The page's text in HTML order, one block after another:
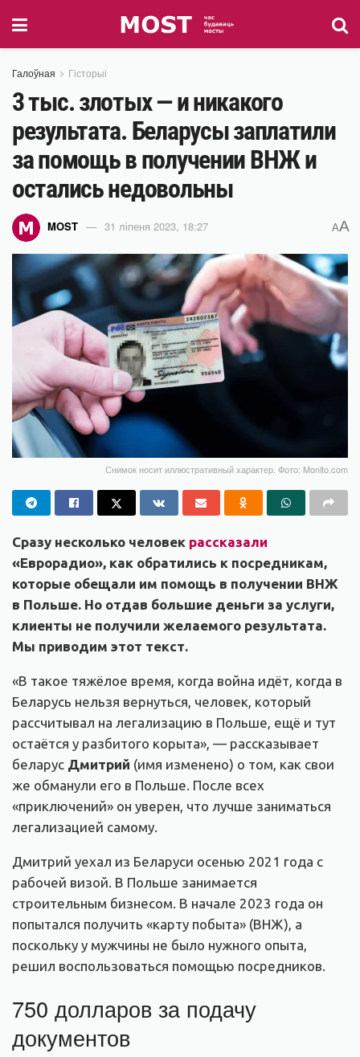
Галоўная Гісторыі
3 тыс. злотых — и никакого
результата. Беларусы заплатили
за помощь в получении ВНЖ и
остались недовольны
MOST 31 ліпеня 2023, 18:27 AA
Снимок носит иллюстративный характер. Фото: Monito.com
Сразу несколько человек рассказали
«Еврорадио», как обратились к посредникам,
которые обещали им помощь в получении ВНЖ
в Польше. Но отдав большие деньги за услуги,
клиенты не получили желаемого результата.
Мы приводим этот текст.
«В такое тяжёлое время, когда война идёт, когда в
Беларусь нельзя вернуться, человек, который
рассчитывал на легализацию в Польше, ещё и тут
остаётся у разбитого корыта», — рассказывает
беларус Дмитрий (имя изменено) о том, как свои
же обманули его в Польше. После всех
«приключений» он уверен, что лучше заниматься
легализацией самому.
Дмитрий уехал из Беларуси осенью 2021 года с
рабочей визой. В Польше занимается
строительным бизнесом. В начале 2023 года он
попытался получить «карту побыта» (ВНЖ), а
поскольку у мужчины не было нужного опыта,
решил воспользоваться помощью посредников.
750 долларов за подачу
документов